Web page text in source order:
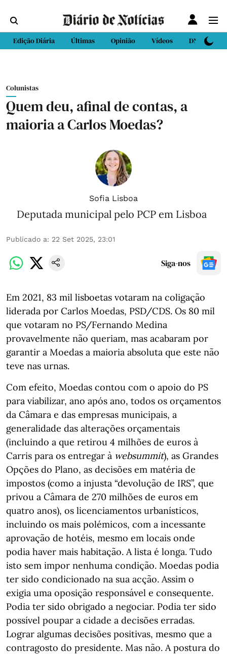
Edição Diária Últimas Opinião Vídeos DN Sport
Colunistas
Quem deu, afinal de contas, a
maioria a Carlos Moedas?
Sofia Lisboa
Deputada municipal pelo PCP em Lisboa
Publicado a: 22 Set 2025, 23:01
Siga-nos
Em 2021, 83 mil lisboetas votaram na coligação
liderada por Carlos Moedas, PSD/CDS. Os 80 mil
que votaram no PS/Fernando Medina
provavelmente não queriam, mas acabaram por
garantir a Moedas a maioria absoluta que este não
teve nas urnas.
Com efeito, Moedas contou com o apoio do PS
para viabilizar, ano após ano, todos os orçamentos
da Câmara e das empresas municipais, a
generalidade das alterações orçamentais
(incluindo a que retirou 4 milhões de euros à
Carris para os entregar à websummit), as Grandes
Opções do Plano, as decisões em matéria de
impostos (como a injusta “devolução de IRS”, que
privou a Câmara de 270 milhões de euros em
quatro anos), os licenciamentos urbanísticos,
incluindo os mais polémicos, com a incessante
aprovação de hotéis, mesmo em locais onde
podia haver mais habitação. A lista é longa. Tudo
isto sem impor nenhuma condição. Moedas podia
ter sido condicionado na sua acção. Assim o
exigia uma oposição responsável e consequente.
Podia ter sido obrigado a negociar. Podia ter sido
possível poupar a cidade a decisões erradas.
Lograr algumas decisões positivas, mesmo que a
contragosto do presidente. Mas não. A postura do